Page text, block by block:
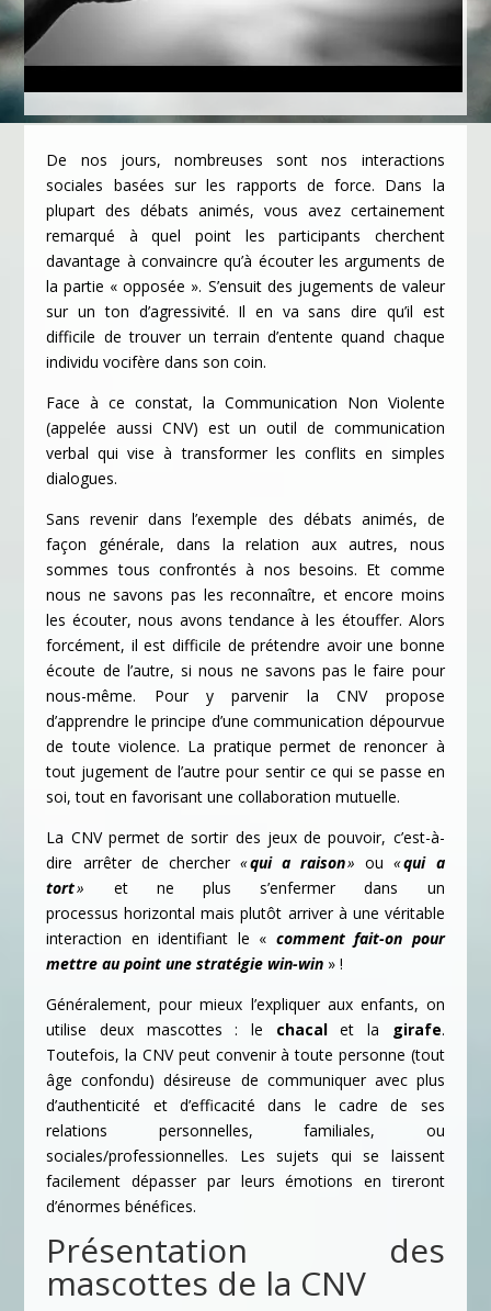
De nos jours, nombreuses sont nos interactions
sociales basées sur les rapports de force. Dans la
plupart des débats animés, vous avez certainement
remarqué à quel point les participants cherchent
davantage à convaincre qu’à écouter les arguments de
la partie « opposée ». S’ensuit des jugements de valeur
sur un ton d’agressivité. Il en va sans dire qu’il est
difficile de trouver un terrain d’entente quand chaque
individu vocifère dans son coin.
Face à ce constat, la Communication Non Violente
(appelée aussi CNV) est un outil de communication
verbal qui vise à transformer les conflits en simples
dialogues.
Sans revenir dans l’exemple des débats animés, de
façon générale, dans la relation aux autres, nous
sommes tous confrontés à nos besoins. Et comme
nous ne savons pas les reconnaître, et encore moins
les écouter, nous avons tendance à les étouffer. Alors
forcément, il est difficile de prétendre avoir une bonne
écoute de l’autre, si nous ne savons pas le faire pour
nous-même. Pour y parvenir la CNV propose
d’apprendre le principe d’une communication dépourvue
de toute violence. La pratique permet de renoncer à
tout jugement de l’autre pour sentir ce qui se passe en
soi, tout en favorisant une collaboration mutuelle.
La CNV permet de sortir des jeux de pouvoir, c’est-à-
dire arrêter de chercher «qui a raison» ou«qui a
tort» et ne plus s’enfermer dans un
processus horizontal mais plutôt arriver à une véritable
interaction en identifiant le « comment fait-on pour
mettre au point une stratégie win-win » !
Généralement, pour mieux l’expliquer aux enfants, on
utilise deux mascottes : le chacalet la girafe.
Toutefois, la CNV peut convenir à toute personne (tout
âge confondu) désireuse de communiquer avec plus
d’authenticité et d’efficacité dans le cadre de ses
relations personnelles, familiales, ou
sociales/professionnelles. Les sujets qui se laissent
facilement dépasser par leurs émotions en tireront
d’énormes bénéfices.
Présentation des
mascottes de la CNV